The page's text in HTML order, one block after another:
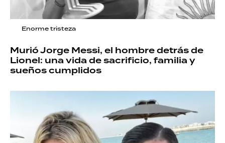
Enorme tristeza
Murió Jorge Messi, el hombre detrás de
Lionel: una vida de sacrificio, familia y
sueños cumplidos